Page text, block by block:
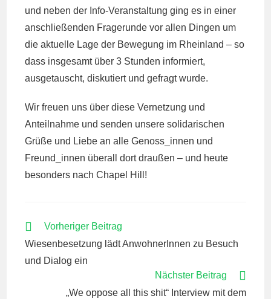
und neben der Info-Veranstaltung ging es in einer
anschließenden Fragerunde vor allen Dingen um
die aktuelle Lage der Bewegung im Rheinland – so
dass insgesamt über 3 Stunden informiert,
ausgetauscht, diskutiert und gefragt wurde.
Wir freuen uns über diese Vernetzung und
Anteilnahme und senden unsere solidarischen
Grüße und Liebe an alle Genoss_innen und
Freund_innen überall dort draußen – und heute
besonders nach Chapel Hill!
WEITERE
ANSEHEN
Vorheriger Beitrag
Wiesenbesetzung lädt AnwohnerInnen zu Besuch
und Dialog ein
Nächster Beitrag
„We oppose all this shit“ Interview mit dem